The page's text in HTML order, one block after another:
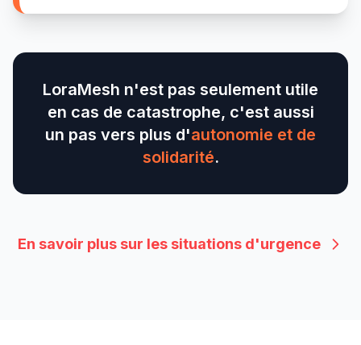
LoraMesh n'est pas seulement utile
en cas de catastrophe, c'est aussi
un pas vers plus d'autonomie et de
solidarité.
En savoir plus sur les situations d'urgence